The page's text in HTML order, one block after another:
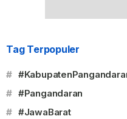
Tag Terpopuler
#
# #Pangandaran
# #JawaBarat